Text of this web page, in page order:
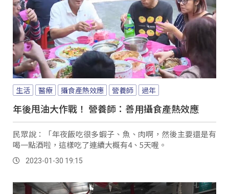
生活 醫療 攝食產熱效應 營養師 過年
年後甩油大作戰！ 營養師：善用攝食產熱效應
民眾說：「年夜飯吃很多蝦子、魚、肉啊，然後主要還是有
喝一點酒啦，這樣吃了連續大概有4、5天喔。
2023-01-30 19:15